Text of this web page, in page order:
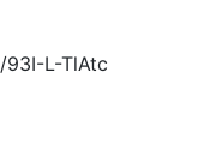
L-TlAtc